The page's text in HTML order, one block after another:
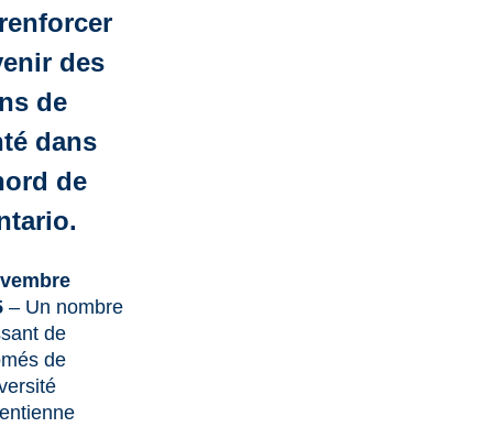
des
de
dans
de
– Un nombre
de
de